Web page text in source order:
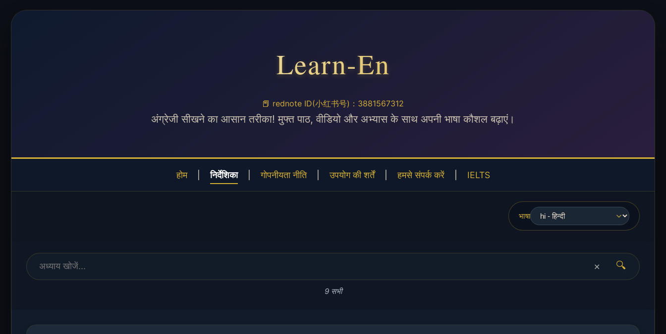
Learn-En
📕 rednote ID(小红书号)：3881567312
अंग्रेजी सीखने का आसान तरीका! मुफ्त पाठ, वीडियो और अभ्यास के साथ अपनी भाषा कौशल बढ़ाएं।
होम निर्देशिका गोपनीयता नीति उपयोग की शर्तें हमसे संपर्क करें IELTS
भाषा
🔍
✕
9 सभी